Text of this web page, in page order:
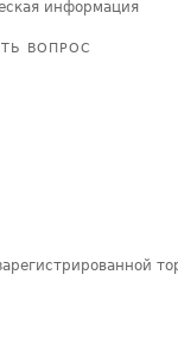
информация
ВОПРОС